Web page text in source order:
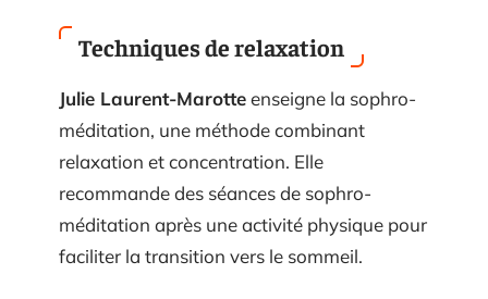
Techniques de relaxation
Julie Laurent-Marotteenseigne la sophro-
méditation, une méthode combinant
relaxation et concentration. Elle
recommande des séances de sophro-
méditation après une activité physique pour
faciliter la transition vers le sommeil.